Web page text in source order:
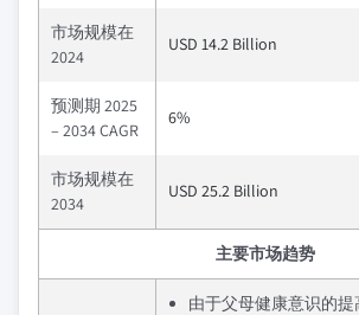
市场规模在
2024
USD 14.2 Billion
预测期 2025
– 2034 CAGR
6%
市场规模在
2034
USD 25.2 Billion
主要市场趋势
由于父母健康意识的